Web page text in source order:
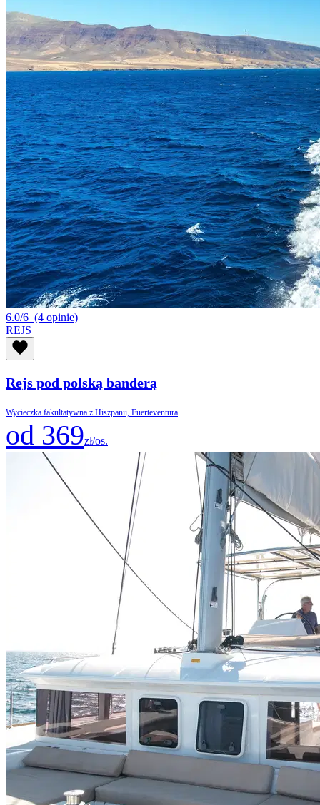
6.0/6 (4 opinie)
REJS
Rejs pod polską banderą
Wycieczka fakultatywna z Hiszpanii, Fuerteventura
od 369zł/os.